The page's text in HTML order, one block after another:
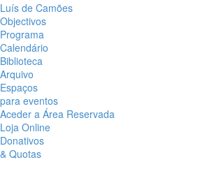
Luís de Camões
Objectivos
Programa
Calendário
Biblioteca
Arquivo
Espaços
para eventos
Aceder a Área Reservada
Loja Online
Donativos
& Quotas